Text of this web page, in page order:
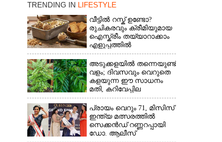
TRENDING IN LIFESTYLE
വീട്ടിൽ റസ്ക് ഉണ്ടോ?
രുചികരവും ക്രീമിയുമായ
ഐസ്ക്രീം തയ്യാറാക്കാം
എളുപ്പത്തിൽ
അടുക്കളയിൽ തന്നെയുണ്ട്
വളം; ദിവസവും വെറുതെ
കളയുന്ന ഈ സാധനം
മതി, കറിവേപ്പില
തഴച്ചുവളരും
പ്രായം വെറും 71, മിസിസ്
ഇന്ത്യ മത്സരത്തിൽ
സെക്കൻഡ് റണ്ണറപ്പായി
ഡോ. ആലീസ്